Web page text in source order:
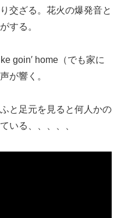
交ざる。花火の爆発音と
する。
goin′ home（でも家に
が響く。
と足元を見ると何人かの
いる、、、、、